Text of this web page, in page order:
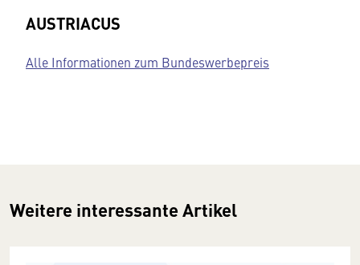
AUSTRIACUS
Alle Informationen zum Bundeswerbepreis
Weitere interessante Artikel